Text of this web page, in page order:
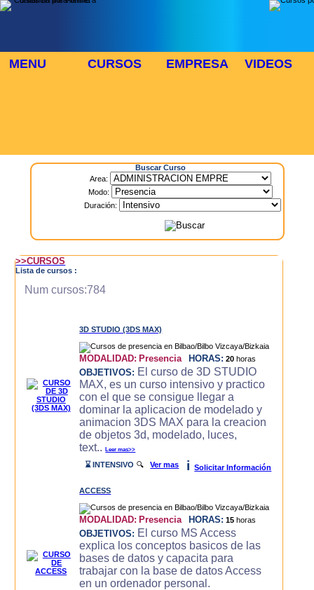
MENU CURSOS EMPRESA VIDEOS
Buscar Curso
Area:
Modo:
Duración:
>>CURSOS
Lista de cursos :
Num cursos:784
3D STUDIO (3DS MAX)
MODALIDAD: Presencia HORAS: 20 horas
OBJETIVOS: El curso de 3D STUDIO
MAX, es un curso intensivo y practico
con el que se consigue llegar a
dominar la aplicacion de modelado y
animacion 3DS MAX para la creacion
de objetos 3d, modelado, luces,
text..Leer mas>>
⌛ INTENSIVO 🔍Ver mas i Solicitar Información
ACCESS
MODALIDAD: Presencia HORAS: 15 horas
OBJETIVOS: El curso MS Access
explica los conceptos basicos de las
bases de datos y capacita para
trabajar con la base de datos Access
en un ordenador personal.